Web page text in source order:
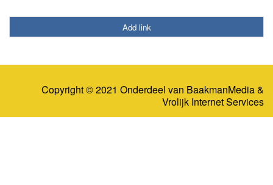
Add link
Copyright © 2021 Onderdeel van BaakmanMedia&
Vrolijk Internet Services